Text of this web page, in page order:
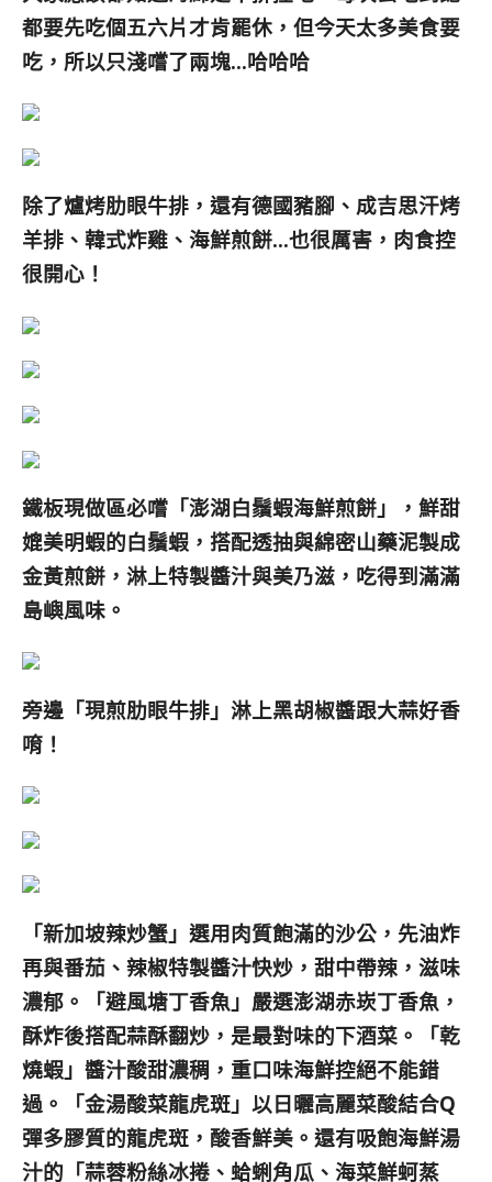
都要先吃個五六片才肯罷休，但今天太多美食要
吃，所以只淺嚐了兩塊…哈哈哈
除了爐烤肋眼牛排，還有德國豬腳、成吉思汗烤
羊排、韓式炸雞、海鮮煎餅…也很厲害， 肉食控
很開心！
鐵板現做區必嚐「澎湖白鬚蝦海鮮煎餅」，鮮甜
媲美明蝦的白鬚蝦，搭配透抽與綿密山藥泥製成
金黃煎餅，淋上特製醬汁與美乃滋，吃得到滿滿
島嶼風味。
旁邊「現煎肋眼牛排 」 淋上黑胡椒醬跟大蒜好香
唷！
「新加坡辣炒蟹」選用肉質飽滿的沙公，先油炸
再與番茄、辣椒特製醬汁快炒，甜中帶辣，滋味
濃郁。「避風塘丁香魚」嚴選澎湖赤崁丁香魚，
酥炸後搭配蒜酥翻炒，是最對味的下酒菜。「乾
燒蝦」醬汁酸甜濃稠，重口味海鮮控絕不能錯
過。「金湯酸菜龍虎斑」以日曬高麗菜酸結合Q
彈多膠質的龍虎斑，酸香鮮美。還有吸飽海鮮湯
汁的「蒜蓉粉絲冰捲、蛤蜊角瓜、海菜鮮蚵蒸